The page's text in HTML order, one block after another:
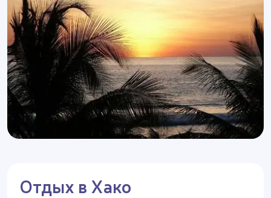
Отдых в Хако